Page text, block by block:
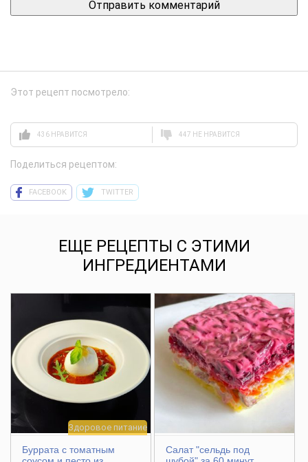
Этот рецепт посмотрело:
436 НРАВИТСЯ 447 НЕ НРАВИТСЯ
Поделиться рецептом:
FACEBOOK TWITTER
ЕЩЕ РЕЦЕПТЫ С ЭТИМИ
ИНГРЕДИЕНТАМИ
Здоровое питание
Буррата с томатным
Салат "сельдь под